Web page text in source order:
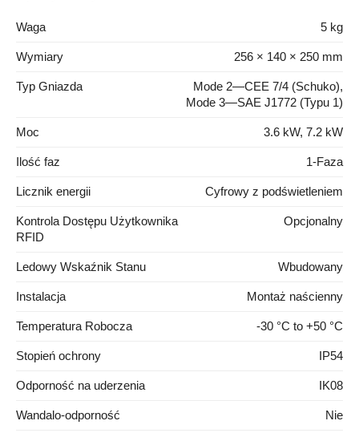
Waga 5 kg
Wymiary 256 × 140 × 250 mm
Typ Gniazda
Mode 2—CEE 7/4 (Schuko),
Mode 3—SAE J1772 (Typu 1)
Moc 3.6 kW, 7.2 kW
Ilość faz 1-Faza
Licznik energii Cyfrowy z podświetleniem
Kontrola Dostępu Użytkownika
RFID
Opcjonalny
Ledowy Wskaźnik Stanu Wbudowany
Instalacja Montaż naścienny
Temperatura Robocza -30 °C to +50 °C
Stopień ochrony IP54
Odporność na uderzenia IK08
Wandalo-odporność Nie